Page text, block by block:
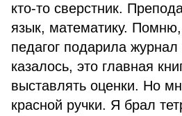
кто-то сверстник.
язык, математику.
педагог подарила
казалось, это главная
выставлять оценки. Но
красной ручки. Я брал